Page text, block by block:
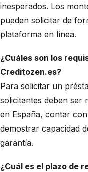
inesperados. Los
pueden solicitar de
plataforma en línea.
¿Cuáles son los
Creditozen.es?
Para solicitar un
solicitantes deben ser
en España, contar
demostrar capacidad
garantía.
¿Cuál es el plazo de